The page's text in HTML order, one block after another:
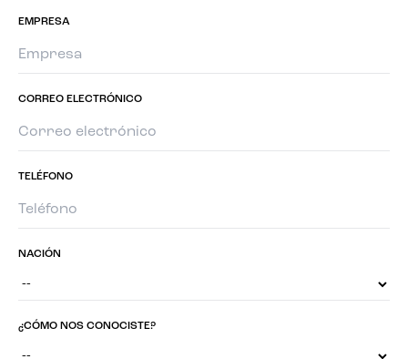
EMPRESA
CORREO ELECTRÓNICO
TELÉFONO
NACIÓN
¿CÓMO NOS CONOCISTE?